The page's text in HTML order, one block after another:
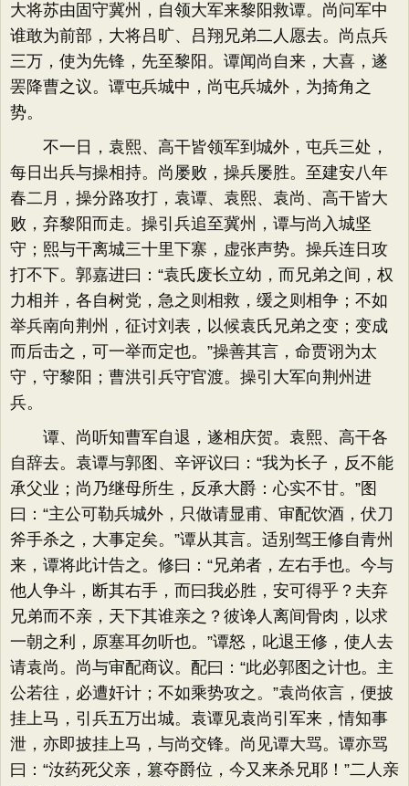
大将苏由固守冀州，自领大军来黎阳救谭。尚问军中
谁敢为前部，大将吕旷、吕翔兄弟二人愿去。尚点兵
三万，使为先锋，先至黎阳。谭闻尚自来，大喜，遂
罢降曹之议。谭屯兵城中，尚屯兵城外，为掎角之
势。
不一日，袁熙、高干皆领军到城外，屯兵三处，
每日出兵与操相持。尚屡败，操兵屡胜。至建安八年
春二月，操分路攻打，袁谭、袁熙、袁尚、高干皆大
败，弃黎阳而走。操引兵追至冀州，谭与尚入城坚
守；熙与干离城三十里下寨，虚张声势。操兵连日攻
打不下。郭嘉进曰：“袁氏废长立幼，而兄弟之间，权
力相并，各自树党，急之则相救，缓之则相争；不如
举兵南向荆州，征讨刘表，以候袁氏兄弟之变；变成
而后击之，可一举而定也。”操善其言，命贾诩为太
守，守黎阳；曹洪引兵守官渡。操引大军向荆州进
兵。
谭、尚听知曹军自退，遂相庆贺。袁熙、高干各
自辞去。袁谭与郭图、辛评议曰：“我为长子，反不能
承父业；尚乃继母所生，反承大爵：心实不甘。”图
曰：“主公可勒兵城外，只做请显甫、审配饮酒，伏刀
斧手杀之，大事定矣。”谭从其言。适别驾王修自青州
来，谭将此计告之。修曰：“兄弟者，左右手也。今与
他人争斗，断其右手，而曰我必胜，安可得乎？夫弃
兄弟而不亲，天下其谁亲之？彼谗人离间骨肉，以求
一朝之利，原塞耳勿听也。”谭怒，叱退王修，使人去
请袁尚。尚与审配商议。配曰：“此必郭图之计也。主
公若往，必遭奸计；不如乘势攻之。”袁尚依言，便披
挂上马，引兵五万出城。袁谭见袁尚引军来，情知事
泄，亦即披挂上马，与尚交锋。尚见谭大骂。谭亦骂
曰：“汝药死父亲，篡夺爵位，今又来杀兄耶！”二人亲